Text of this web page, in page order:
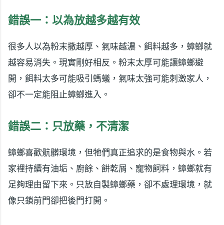
錯誤一：以為放越多越有效
很多人以為粉末撒越厚、氣味越濃、餌料越多，蟑螂就
越容易消失。現實剛好相反。粉末太厚可能讓蟑螂避
開，餌料太多可能吸引螞蟻，氣味太強可能刺激家人，
卻不一定能阻止蟑螂進入。
錯誤二：只放藥，不清潔
蟑螂喜歡骯髒環境，但牠們真正追求的是食物與水。若
家裡持續有油垢、廚餘、餅乾屑、寵物飼料，蟑螂就有
足夠理由留下來。只放自製蟑螂藥，卻不處理環境，就
像只鎖前門卻把後門打開。